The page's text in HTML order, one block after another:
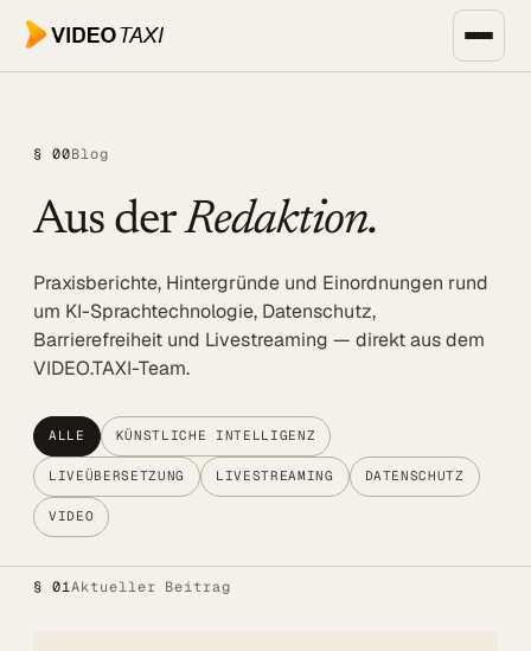
EVENTS & MEDIEN
Live-Untertitelung
Livestreaming
Transkription
Translator
Alle Lösungen
§ 00Blog
Aus derRedaktion.
Praxisberichte, Hintergründe und Einordnungen rund
um KI-Sprachtechnologie, Datenschutz,
Barrierefreiheit und Livestreaming — direkt aus dem
VIDEO.TAXI-Team.
ALLE KÜNSTLICHE INTELLIGENZ
LIVEÜBERSETZUNG LIVESTREAMING DATENSCHUTZ
VIDEO
§ 01Aktueller Beitrag